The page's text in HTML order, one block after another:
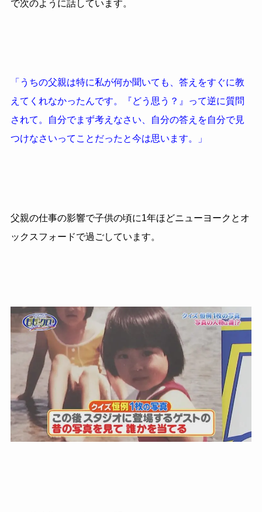
で次のように話しています。
「うちの父親は特に私が何か聞いても、答えをすぐに教
えてくれなかったんです。『どう思う？』って逆に質問
されて。自分でまず考えなさい、自分の答えを自分で見
つけなさいってことだったと今は思います。」
父親の仕事の影響で子供の頃に1年ほどニューヨークとオ
ックスフォードで過ごしています。